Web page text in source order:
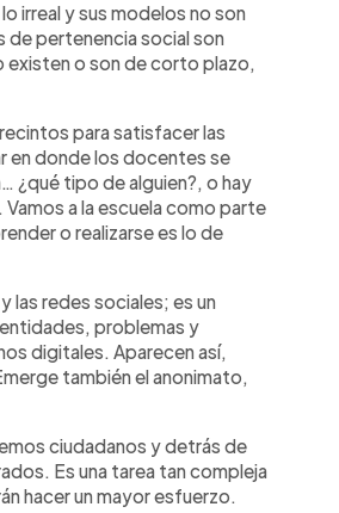
irreal y sus modelos no son
de pertenencia social son
o son de corto plazo,
para satisfacer las
en donde los docentes se
¿qué tipo de alguien?, o hay
a la escuela como parte
o realizarse es lo de
las redes sociales; es un
problemas y
digitales. Aparecen así,
también el anonimato,
ciudadanos y detrás de
Es una tarea tan compleja
hacer un mayor esfuerzo.